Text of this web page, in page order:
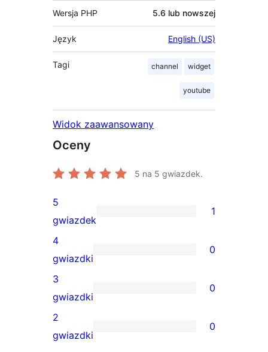
Wersja PHP 5.6 lub nowszej
Język English (US)
Tagi channel widget
youtube
Widok zaawansowany
Oceny
5 na 5 gwiazdek.
1
recenzja
5-
gwiazdkowa
5
gwiazdek
1
0
recenzji
4-
gwiazdkowych
4
gwiazdki
0
0
recenzji
3-
3
gwiazdki
0
0
2
gwiazdki
0